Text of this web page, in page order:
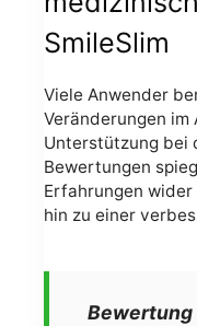
SmileSlim
Viele Anwender
Veränderungen
Unterstützung bei
Bewertungen
Erfahrungen
hin zu einer
Bewertung